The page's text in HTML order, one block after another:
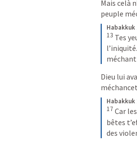
Mais celà
peuple
Habakkuk
13 Tes
méchant
Dieu lui
Habakkuk
17 Car
bêtes
des